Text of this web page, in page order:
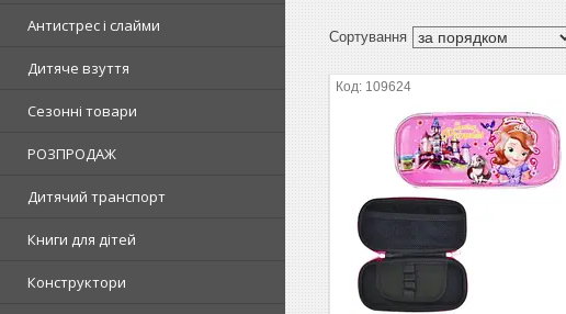
Антистрес і слайми
Дитяче взуття
Сезонні товари
РОЗПРОДАЖ
Дитячий транспорт
Книги для дітей
Конструктори
109624